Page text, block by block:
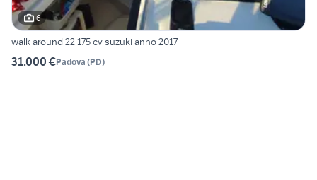
6
walk around 22 175 cv suzuki anno 2017
31.000 €Padova (PD)